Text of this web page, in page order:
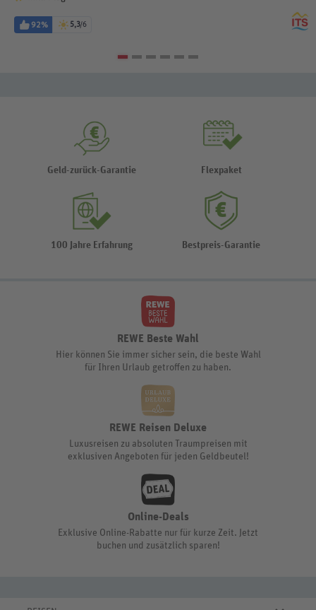
92% 5,3/6
Geld-zurück-Garantie Flexpaket
100 Jahre Erfahrung Bestpreis-Garantie
REWE Beste Wahl
Hier können Sie immer sicher sein, die beste Wahl
für Ihren Urlaub getroffen zu haben.
REWE Reisen Deluxe
Luxusreisen zu absoluten Traumpreisen mit
exklusiven Angeboten für jeden Geldbeutel!
Online-Deals
Exklusive Online-Rabatte nur für kurze Zeit. Jetzt
buchen und zusätzlich sparen!